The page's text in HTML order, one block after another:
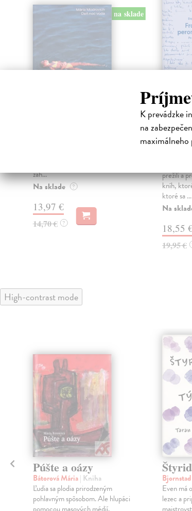
K prevádzke
na
maximálneho
na sklade
záh...
Na sklade ?
13,97 €
14,70 € ?
a
prežili a
kníh,
ktoré sa ...
Na
18,55
19,95 €
High-contrast mode
Púšte a oázy
Bátorová Mária| Kniha
Ľudia sa plodia prirodzeným
pohlavným spôsobom. Ale hlupáci
Even má
lezec a